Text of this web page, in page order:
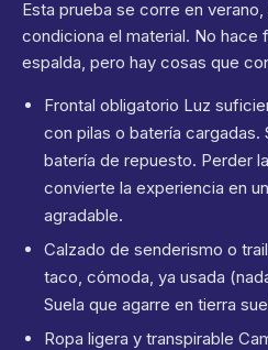
Esta prueba se corre en
condiciona el material. No hace
espalda, pero hay cosas que
Frontal obligatorio Luz
con pilas o batería cargadas.
batería de repuesto. Perder
convierte la experiencia en
agradable.
Calzado de senderismo o
taco, cómoda, ya usada
Suela que agarre en tierra
Ropa ligera y transpirable